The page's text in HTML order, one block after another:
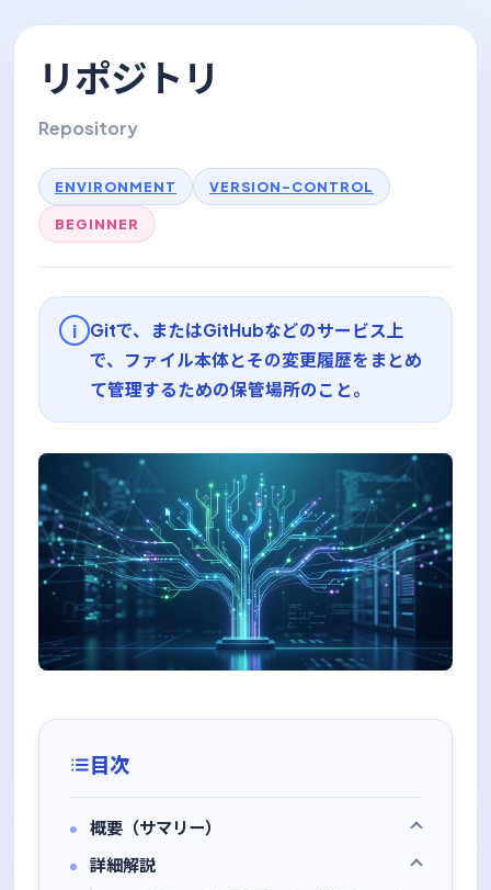
リポジトリ
Repository
ENVIRONMENT VERSION-CONTROL
BEGINNER
i
Gitで、またはGitHubなどのサービス上
で、ファイル本体とその変更履歴をまとめ
て管理するための保管場所のこと。
目次
概要（サマリー）
詳細解説